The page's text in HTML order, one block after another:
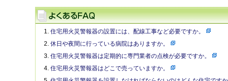
住宅用火災警報器の設置には、配線工事など必要ですか。
休日や夜間に行っている病院はありますか。
住宅用火災警報器は定期的に専門業者の点検が必要ですか。
住宅用火災警報器はどこで売っていますか。